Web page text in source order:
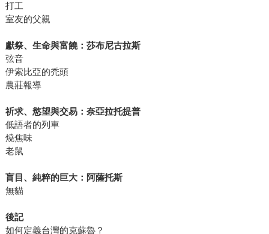
打工
室友的父親
獻祭、生命與富饒：莎布尼古拉斯
弦音
伊索比亞的禿頭
農莊報導
祈求、慾望與交易：奈亞拉托提普
低語者的列車
燒焦味
老鼠
盲目、純粹的巨大：阿薩托斯
無貓
後記
如何定義台灣的克蘇魯？